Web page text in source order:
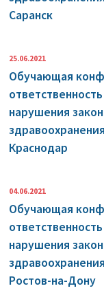
Саранск
25.06.2021
Обучающая
нарушения
Краснодар
04.06.2021
Обучающая
нарушения
Ростов-на-Дону